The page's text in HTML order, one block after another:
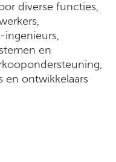
diverse functies,
ingenieurs,
en
en ontwikkelaars